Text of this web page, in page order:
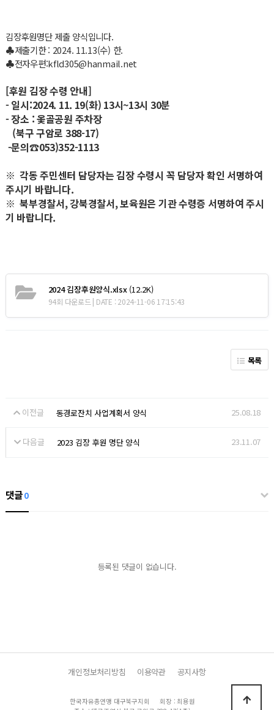
김장후원명단 제출 양식입니다.
♣제출기한 : 2024. 11.13(수) 한.
♣전자우편:kfld305@hanmail.net
[후원 김장 수령 안내]
- 일시:2024. 11. 19(화) 13시~13시 30분
- 장소 : 옻골공원 주차장
(북구 구암로 388-17)
-문의☎053)352-1113
※ 각동 주민센터 담당자는 김장 수령시 꼭 담당자 확인 서명하여
주시기 바랍니다.
※ 북부경찰서, 강북경찰서, 보육원은 기관 수령증 서명하여 주시
기 바랍니다.
2024 김장후원양식.xlsx(12.2K)
94회 다운로드 | DATE : 2024-11-06 17:15:43
목록
이전글 동경로잔치 사업계획서 양식 25.08.18
다음글 2023 김장 후원 명단 양식 23.11.07
댓글0
등록된 댓글이 없습니다.
개인정보처리방침 이용약관 공지사항
한국자유총연맹 대구북구지회
회장 : 최용원